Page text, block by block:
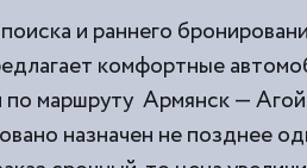
и раннего
комфортные
маршруту Армянск —
назначен не позднее